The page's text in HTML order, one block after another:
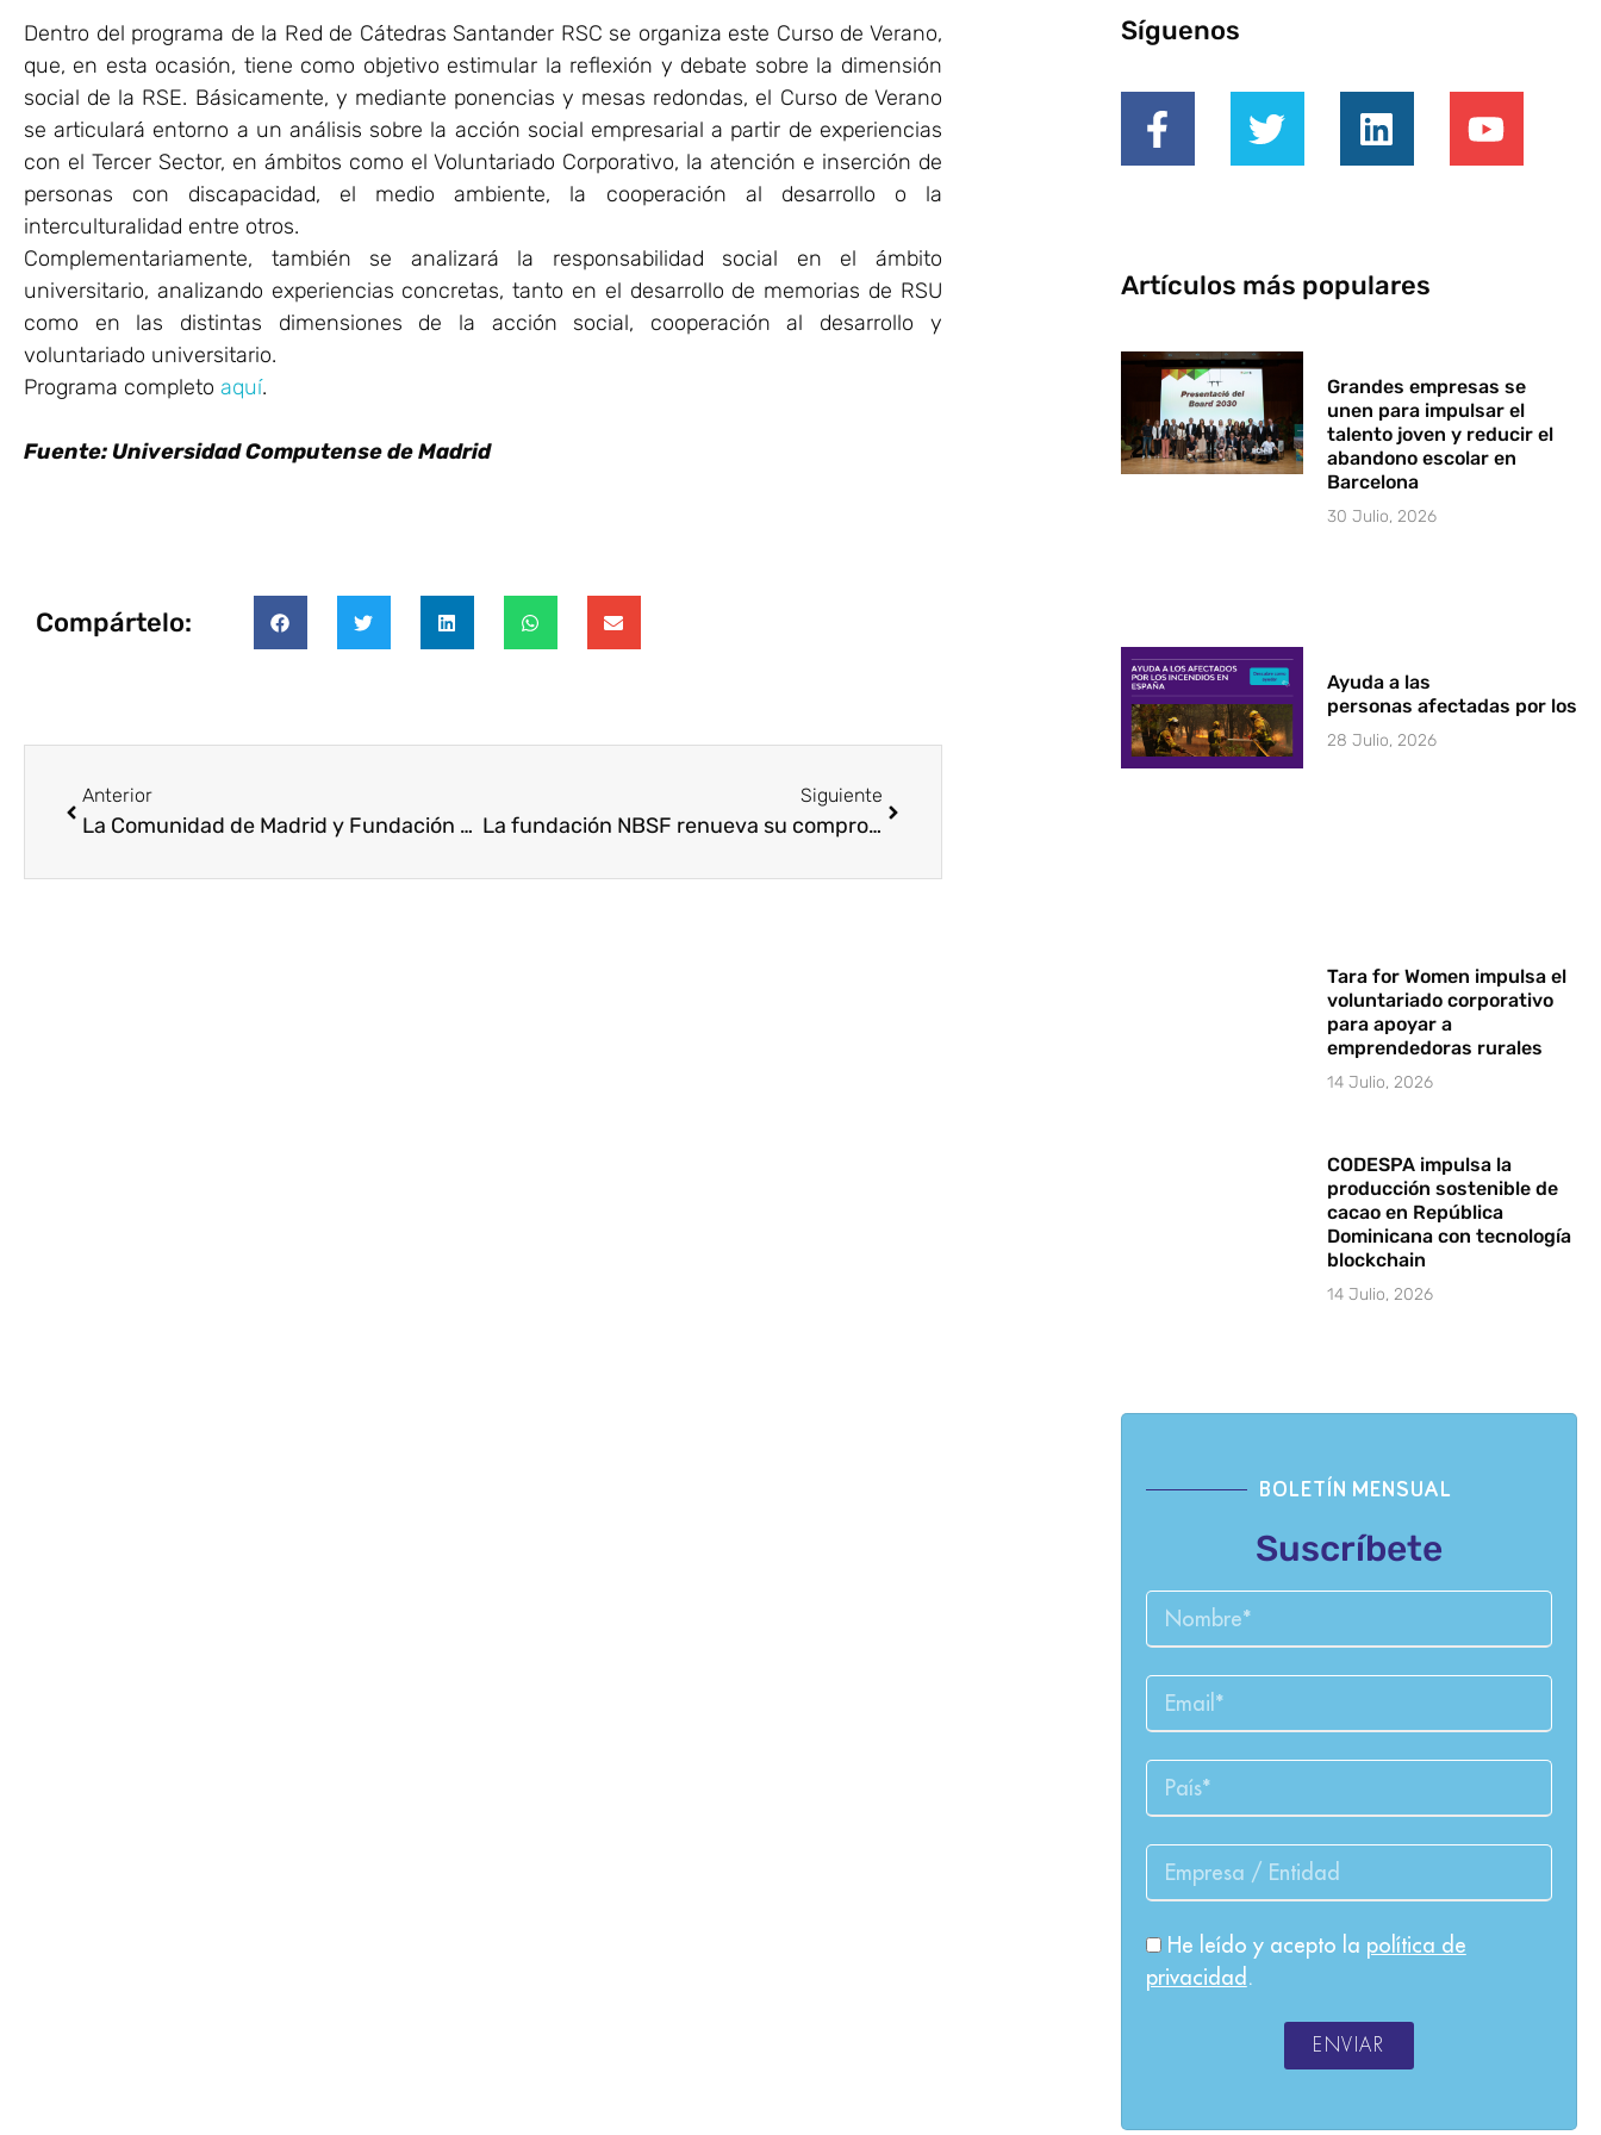
Dentro del programa de la Red de Cátedras Santander RSC se organiza este Curso de Verano,
que, en esta ocasión, tiene como objetivo estimular la reflexión y debate sobre la dimensión
social de la RSE. Básicamente, y mediante ponencias y mesas redondas, el Curso de Verano
se articulará entorno a un análisis sobre la acción social empresarial a partir de experiencias
con el Tercer Sector, en ámbitos como el Voluntariado Corporativo, la atención e inserción de
personas con discapacidad, el medio ambiente, la cooperación al desarrollo o la
interculturalidad entre otros.
Complementariamente, también se analizará la responsabilidad social en el ámbito
universitario, analizando experiencias concretas, tanto en el desarrollo de memorias de RSU
como en las distintas dimensiones de la acción social, cooperación al desarrollo y
voluntariado universitario.
Programa completo aquí.
Fuente: Universidad Computense de Madrid
Compártelo:
Anterior
La Comunidad de Madrid y Fundación Hazloposible dan un paso más en el impulso del Voluntariado Corporativo
Siguiente
La fundación NBSF renueva su compromiso con la educación y la cultura
Síguenos
Artículos más populares
Grandes empresas se
unen para impulsar el
talento joven y reducir el
abandono escolar en
Barcelona
30 Julio, 2026
Ayuda a las
personas afectadas por los
28 Julio, 2026
Tara for Women impulsa el
voluntariado corporativo
para apoyar a
emprendedoras rurales
14 Julio, 2026
CODESPA impulsa la
producción sostenible de
cacao en República
Dominicana con tecnología
blockchain
14 Julio, 2026
BOLETÍN MENSUAL
Suscríbete
He leído y acepto la política de
privacidad .
ENVIAR